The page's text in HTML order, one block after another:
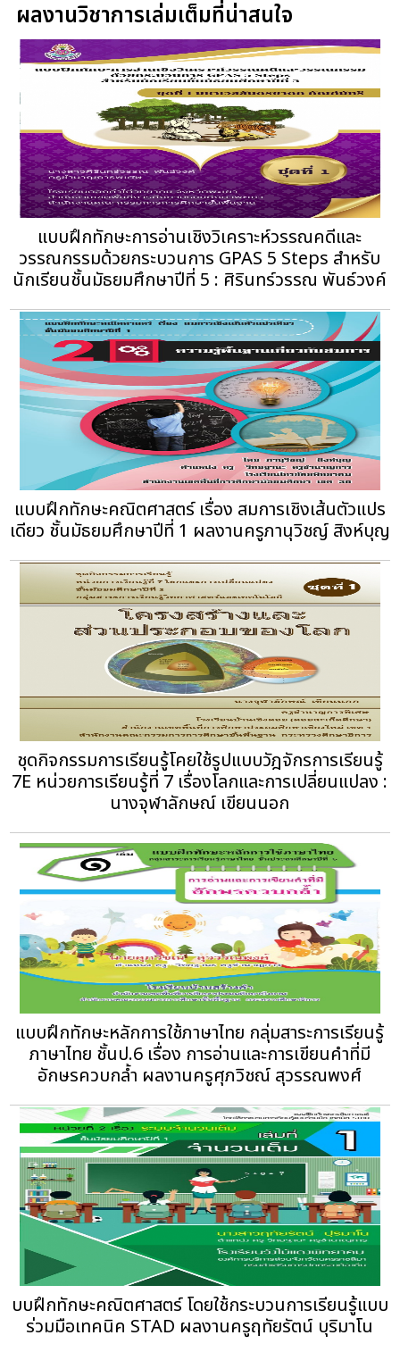
ผลงานวิชาการเล่มเต็มที่น่าสนใจ
แบบฝึกทักษะการอ่านเชิงวิเคราะห์วรรณคดีและ
วรรณกรรมด้วยกระบวนการ GPAS 5 Steps สำหรับ
นักเรียนชั้นมัธยมศึกษาปีที่ 5 : ศิรินทร์วรรณ พันธ์วงค์
แบบฝึกทักษะคณิตศาสตร์ เรื่อง สมการเชิงเส้นตัวแปร
เดียว ชั้นมัธยมศึกษาปีที่ 1 ผลงานครูภานุวิชญ์ สิงห์บุญ
ชุดกิจกรรมการเรียนรู้โคยใช้รูปแบบวัฎจักรการเรียนรู้
7E หน่วยการเรียนรู้ที่ 7 เรื่องโลกและการเปลี่ยนแปลง :
นางจุฬาลักษณ์ เขียนนอก
แบบฝึกทักษะหลักการใช้ภาษาไทย กลุ่มสาระการเรียนรู้
ภาษาไทย ชั้นป.6 เรื่อง การอ่านและการเขียนคำที่มี
อักษรควบกล้ำ ผลงานครูศุภวิชณ์ สุวรรณพงศ์
บบฝึกทักษะคณิตศาสตร์ โดยใช้กระบวนการเรียนรู้แบบ
ร่วมมือเทคนิค STAD ผลงานครูฤทัยรัตน์ บุริมาโน